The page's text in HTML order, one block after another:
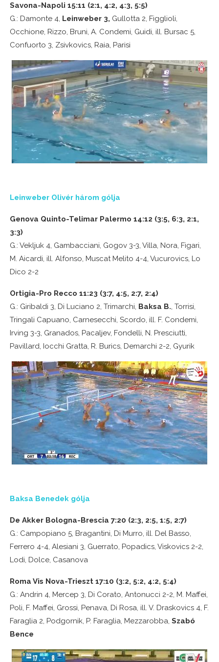
Savona-Napoli 15:11 (2:1, 4:2, 4:3, 5:5)
G.: Damonte 4, Leinweber 3, Gullotta 2, Figglioli,
Occhione, Rizzo, Bruni, A. Condemi, Guidi, ill. Bursac 5,
Confuorto 3, Zsivkovics, Raia, Parisi
Leinweber Olivér három gólja
Genova Quinto-Telimar Palermo 14:12 (3:5, 6:3, 2:1,
3:3)
G.: Vekljuk 4, Gambacciani, Gogov 3-3, Villa, Nora, Figari,
M. Aicardi, ill. Alfonso, Muscat Melito 4-4, Vucurovics, Lo
Dico 2-2
Ortigia-Pro Recco 11:23 (3:7, 4:5, 2:7, 2:4)
G.: Giribaldi 3, Di Luciano 2, Trimarchi, Baksa B. , Torrisi,
Tringali Capuano, Carnesecchi, Scordo, ill. F. Condemi,
Irving 3-3, Granados, Pacaljev, Fondelli, N. Presciutti,
Pavillard, Iocchi Gratta, R. Burics, Demarchi 2-2, Gyurik
Baksa Benedek gólja
De Akker Bologna-Brescia 7:20 (2:3, 2:5, 1:5, 2:7)
G.: Campopiano 5, Bragantini, Di Murro, ill. Del Basso,
Ferrero 4-4, Alesiani 3, Guerrato, Popadics, Viskovics 2-2,
Lodi, Dolce, Casanova
Roma Vis Nova-Trieszt 17:10 (3:2, 5:2, 4:2, 5:4)
G.: Andrin 4, Mercep 3, Di Corato, Antonucci 2-2, M. Maffei,
Poli, F. Maffei, Grossi, Penava, Di Rosa, ill. V. Draskovics 4, F.
Faraglia 2, Podgornik, P. Faraglia, Mezzarobba, Szabó
Bence